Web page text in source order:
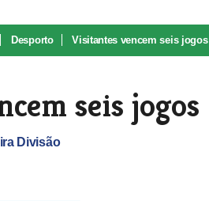
Desporto Visitantes vencem seis jogos
seis jogos
Divisão